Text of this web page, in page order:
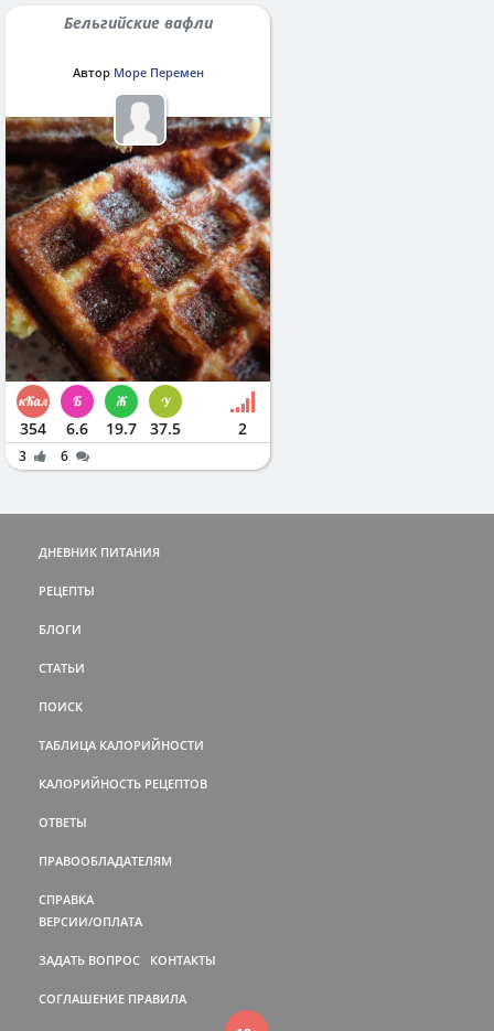
Бельгийские вафли
Автор Море Перемен
354 6.6 19.7 37.5 2
3 6
ДНЕВНИК ПИТАНИЯ
РЕЦЕПТЫ
БЛОГИ
СТАТЬИ
ПОИСК
ТАБЛИЦА КАЛОРИЙНОСТИ
КАЛОРИЙНОСТЬ РЕЦЕПТОВ
ОТВЕТЫ
ПРАВООБЛАДАТЕЛЯМ
СПРАВКА
ВЕРСИИ/ОПЛАТА
ЗАДАТЬ ВОПРОС КОНТАКТЫ
СОГЛАШЕНИЕ ПРАВИЛА